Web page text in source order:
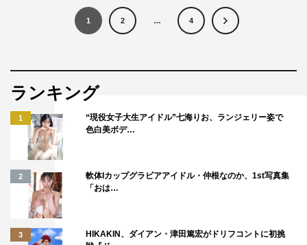
1 2 … 4
ランキング
1
“現役女子大生アイドル”七海りお、ランジェリー姿で
色白美ボデ…
2
軟体Iカップグラビアアイドル・仲根なのか、1st写真集
「おは…
3
HIKAKIN、ダイアン・津田篤宏がドリフコントに初挑